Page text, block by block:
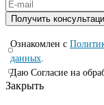
Ознакомлен с
данных.
Даю Согласие на
Закрыть